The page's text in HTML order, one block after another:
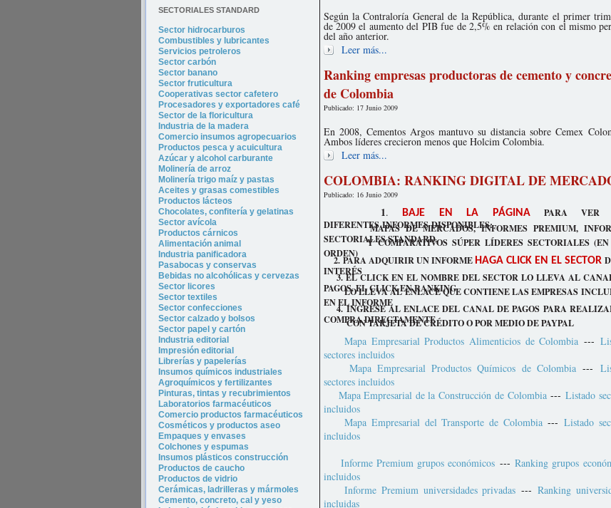
SECTORIALES STANDARD
Sector hidrocarburos
Combustibles y lubricantes
Servicios petroleros
Sector carbón
Sector banano
Sector fruticultura
Cooperativas sector cafetero
Procesadores y exportadores café
Sector de la floricultura
Industria de la madera
Comercio insumos agropecuarios
Productos pesca y acuicultura
Azúcar y alcohol carburante
Molinería de arroz
Molinería trigo maíz y pastas
Aceites y grasas comestibles
Productos lácteos
Chocolates, confitería y gelatinas
Sector avícola
Productos cárnicos
Alimentación animal
Industria panificadora
Pasabocas y conservas
Bebidas no alcohólicas y cervezas
Sector licores
Sector textiles
Sector confecciones
Sector calzado y bolsos
Sector papel y cartón
Industria editorial
Impresión editorial
Librerías y papelerías
Insumos químicos industriales
Agroquímicos y fertilizantes
Pinturas, tintas y recubrimientos
Laboratorios farmacéuticos
Comercio productos farmacéuticos
Cosméticos y productos aseo
Empaques y envases
Colchones y espumas
Insumos plásticos construcción
Productos de caucho
Productos de vidrio
Cerámicas, ladrilleras y mármoles
Cemento, concreto, cal y yeso
Según la Contraloría General de la República, durante el primer
de 2009 el aumento del PIB fue de 2,5% en relación con el mismo
del año anterior.
Leer más...
Ranking empresas productoras de cemento y
de Colombia
Publicado: 17 Junio 2009
En 2008, Cementos Argos mantuvo su distancia sobre Cemex
Ambos líderes crecieron menos que Holcim Colombia.
Leer más...
COLOMBIA: RANKING DIGITAL DE
Publicado: 16 Junio 2009
1. BAJE EN LA PÁGINA
PARA VER
DIFERENTES INFORMES DISPONIBLES:
MAPAS DE MERCADOS, INFORMES PREMIUM,
SECTORIALES STANDARD,
Y COMPARATIVOS SÚPER LÍDERES SECTORIALES
ORDEN)
2. PARA ADQUIRIR UN INFORME HAGA CLICK EN EL SECTOR
INTERÉS
3. EL CLICK EN EL NOMBRE DEL SECTOR LO LLEVA AL
PAGOS. EL CLICK EN RANKING
LO LLEVA AL ENLACE QUE CONTIENE LAS EMPRESAS
EN EL INFORME
4. INGRESE AL ENLACE DEL CANAL DE PAGOS PARA
COMPRA DIRECTAMENTE
CON TARJETA DE CRÉDITO O POR MEDIO DE PAYPAL
Mapa Empresarial Productos Alimenticios de Colombia ---
sectores incluidos
Mapa Empresarial Productos Químicos de Colombia---
sectores incluidos
Mapa Empresarial de la Construcción de Colombia--- Listado
incluidos
Mapa Empresarial del Transporte de Colombia--- Listado
incluidos
Informe Premium grupos económicos --- Ranking grupos
incluidos
Informe Premium universidades privadas --- Ranking
incluidas